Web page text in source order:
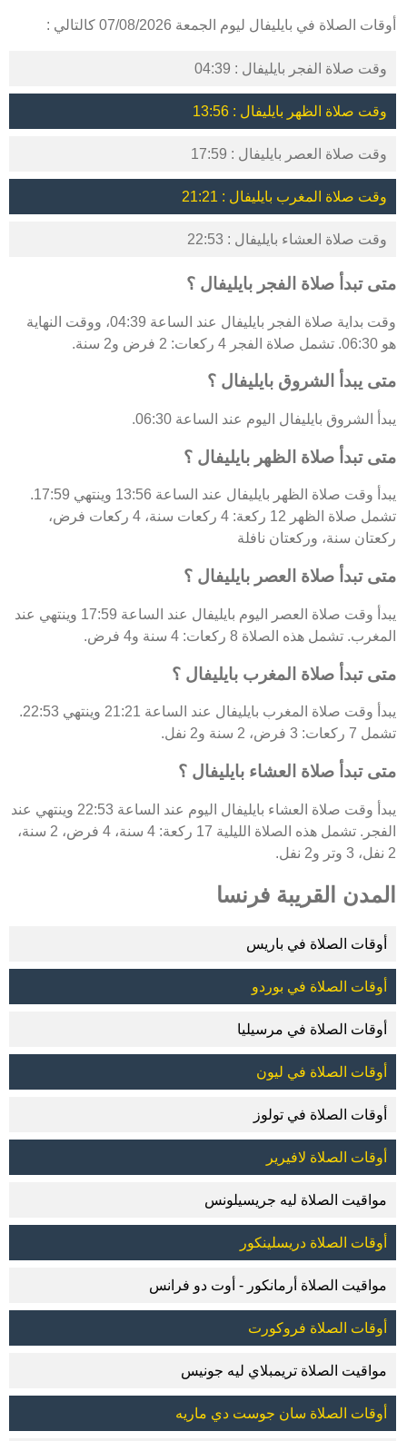
أوقات الصلاة في بايليفال ليوم الجمعة 07/08/2026 كالتالي :
وقت صلاة الفجر بايليفال : 04:39
وقت صلاة الظهر بايليفال : 13:56
وقت صلاة العصر بايليفال : 17:59
وقت صلاة المغرب بايليفال : 21:21
وقت صلاة العشاء بايليفال : 22:53
متى تبدأ صلاة الفجر بايليفال ؟
وقت بداية صلاة الفجر بايليفال عند الساعة 04:39، ووقت النهاية
هو 06:30. تشمل صلاة الفجر 4 ركعات: 2 فرض و2 سنة.
متى يبدأ الشروق بايليفال ؟
يبدأ الشروق بايليفال اليوم عند الساعة 06:30.
متى تبدأ صلاة الظهر بايليفال ؟
يبدأ وقت صلاة الظهر بايليفال عند الساعة 13:56 وينتهي 17:59.
تشمل صلاة الظهر 12 ركعة: 4 ركعات سنة، 4 ركعات فرض،
ركعتان سنة، وركعتان نافلة
متى تبدأ صلاة العصر بايليفال ؟
يبدأ وقت صلاة العصر اليوم بايليفال عند الساعة 17:59 وينتهي عند
المغرب. تشمل هذه الصلاة 8 ركعات: 4 سنة و4 فرض.
متى تبدأ صلاة المغرب بايليفال ؟
يبدأ وقت صلاة المغرب بايليفال عند الساعة 21:21 وينتهي 22:53.
تشمل 7 ركعات: 3 فرض، 2 سنة و2 نفل.
متى تبدأ صلاة العشاء بايليفال ؟
يبدأ وقت صلاة العشاء بايليفال اليوم عند الساعة 22:53 وينتهي عند
الفجر. تشمل هذه الصلاة الليلية 17 ركعة: 4 سنة، 4 فرض، 2 سنة،
2 نفل، 3 وتر و2 نفل.
المدن القريبة فرنسا
أوقات الصلاة في باريس
أوقات الصلاة في بوردو
أوقات الصلاة في مرسيليا
أوقات الصلاة في ليون
أوقات الصلاة في تولوز
أوقات الصلاة لافيرير
مواقيت الصلاة ليه جريسيلونس
أوقات الصلاة دريسلينكور
مواقيت الصلاة أرمانكور - أوت دو فرانس
أوقات الصلاة فروكورت
مواقيت الصلاة تريمبلاي ليه جونيس
أوقات الصلاة سان جوست دي ماريه